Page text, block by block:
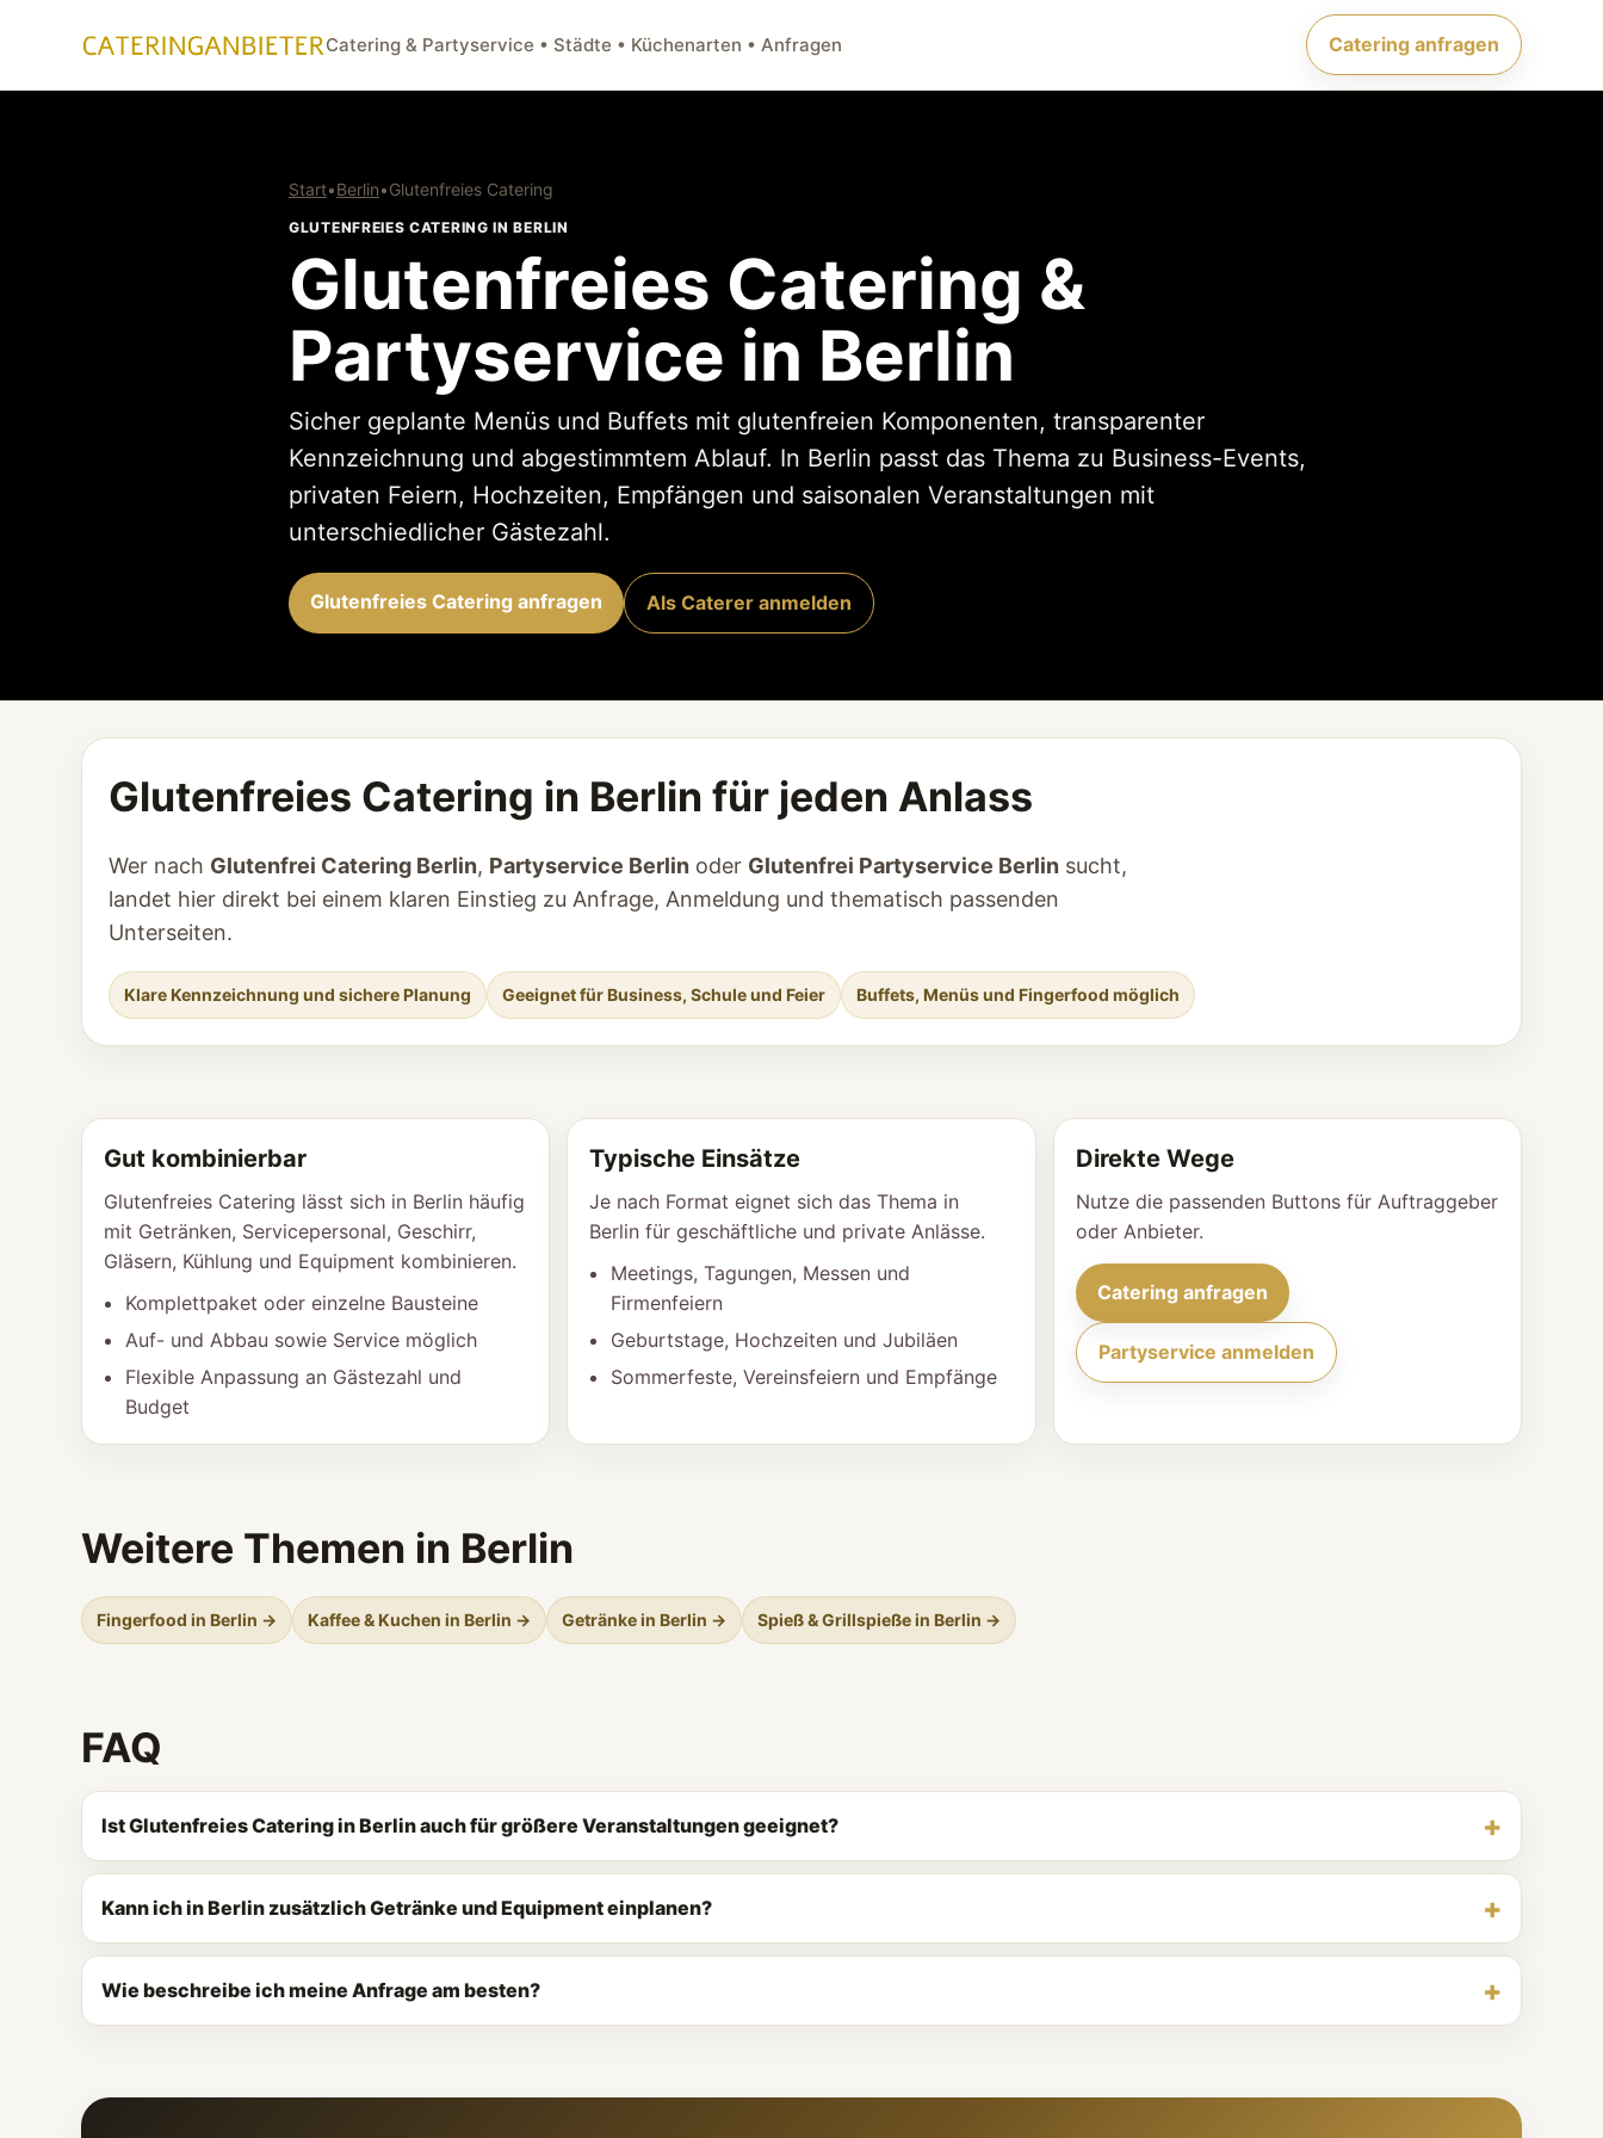
Catering & Partyservice • Städte • Küchenarten • Anfragen Catering anfragen
Start•Berlin•Glutenfreies Catering
GLUTENFREIES CATERING IN BERLIN
Glutenfreies Catering &
Partyservice in Berlin
Sicher geplante Menüs und Buffets mit glutenfreien Komponenten, transparenter
Kennzeichnung und abgestimmtem Ablauf. In Berlin passt das Thema zu Business-Events,
privaten Feiern, Hochzeiten, Empfängen und saisonalen Veranstaltungen mit
unterschiedlicher Gästezahl.
Glutenfreies Catering anfragen Als Caterer anmelden
Glutenfreies Catering in Berlin für jeden Anlass
Wer nach Glutenfrei Catering Berlin, Partyservice Berlin oder Glutenfrei Partyservice Berlin sucht,
landet hier direkt bei einem klaren Einstieg zu Anfrage, Anmeldung und thematisch passenden
Unterseiten.
Klare Kennzeichnung und sichere Planung Geeignet für Business, Schule und Feier Buffets, Menüs und Fingerfood möglich
Gut kombinierbar
Glutenfreies Catering lässt sich in Berlin häufig
mit Getränken, Servicepersonal, Geschirr,
Gläsern, Kühlung und Equipment kombinieren.
Komplettpaket oder einzelne Bausteine
Auf- und Abbau sowie Service möglich
Flexible Anpassung an Gästezahl und
Budget
Typische Einsätze
Je nach Format eignet sich das Thema in
Berlin für geschäftliche und private Anlässe.
Meetings, Tagungen, Messen und
Firmenfeiern
Geburtstage, Hochzeiten und Jubiläen
Sommerfeste, Vereinsfeiern und Empfänge
Direkte Wege
Nutze die passenden Buttons für Auftraggeber
oder Anbieter.
Catering anfragen
Partyservice anmelden
Weitere Themen in Berlin
Fingerfood in Berlin → Kaffee & Kuchen in Berlin → Getränke in Berlin → Spieß & Grillspieße in Berlin →
FAQ
Ist Glutenfreies Catering in Berlin auch für größere Veranstaltungen geeignet?
Kann ich in Berlin zusätzlich Getränke und Equipment einplanen?
Wie beschreibe ich meine Anfrage am besten?